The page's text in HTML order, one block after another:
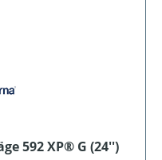
592 XP® G (24'')